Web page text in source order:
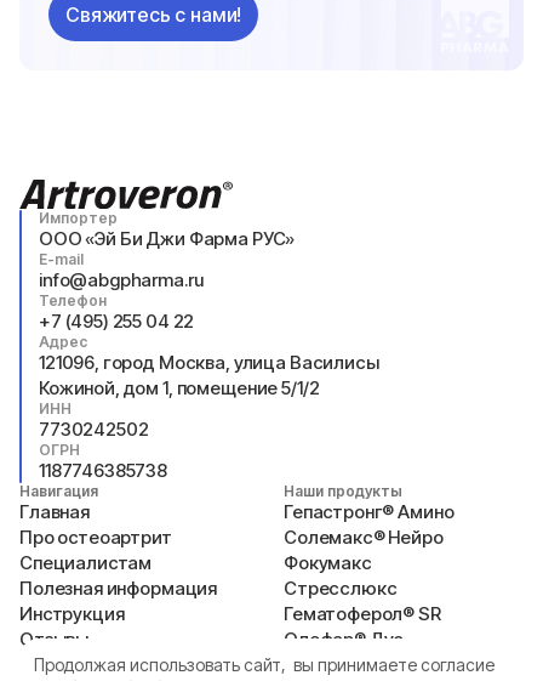
Продолжая использовать сайт, вы принимаете согласие
Свяжитесь с нами!
Импортер
ООО «Эй Би Джи Фарма РУС»
E-mail
info@abgpharma.ru
Телефон
+7 (495) 255 04 22
Адрес
121096, город Москва, улица Василисы
Кожиной, дом 1, помещение 5/1/2
ИНН
7730242502
ОГРН
1187746385738
Навигация
Главная
Про остеоартрит
Специалистам
Полезная информация
Инструкция
Отзывы
А вы знали?
Наши продукты
Гепастронг® Амино
Солемакс® Нейро
Фокумакс
Стресслюкс
Гематоферол® SR
Олефар® Дуо
Натабиол®+